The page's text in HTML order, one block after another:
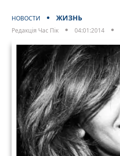
НОВОСТИ ЖИЗНЬ
Редакція Час Пік 04:01:2014